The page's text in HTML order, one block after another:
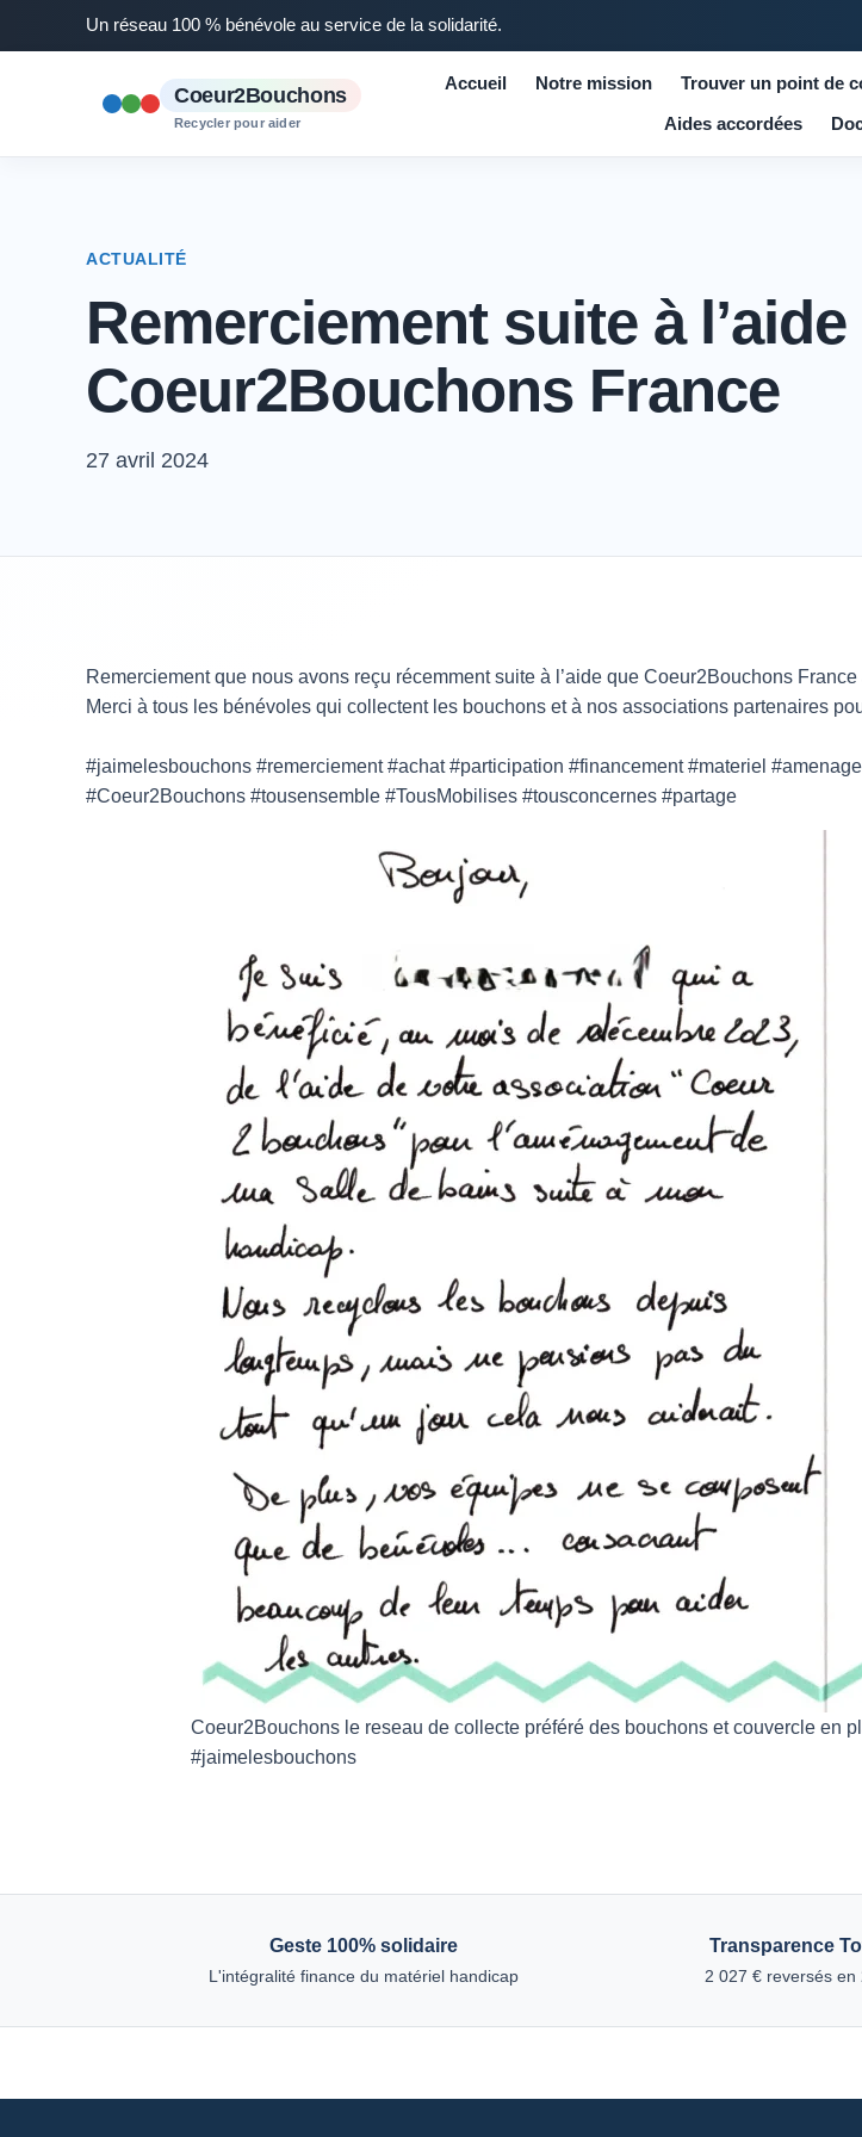
Un réseau 100 % bénévole au service de la solidarité.
Coeur2Bouchons
Recycler pour aider
Accueil Notre mission Trouver un point de
Aides accordées
ACTUALITÉ
Remerciement suite à
Coeur2Bouchons France
27 avril 2024
Remerciement que nous avons reçu récemment suite à l’aide que Coeur2Bouchons
Merci à tous les bénévoles qui collectent les bouchons et à nos associations partenaires
#jaimelesbouchons #remerciement #achat #participation #financement #materiel
#Coeur2Bouchons #tousensemble #TousMobilises #tousconcernes #partage
Coeur2Bouchons le reseau de collecte préféré des bouchons et couvercle en
#jaimelesbouchons
Geste 100% solidaire
L'intégralité finance du matériel handicap
Transparence
2 027 € reversés en